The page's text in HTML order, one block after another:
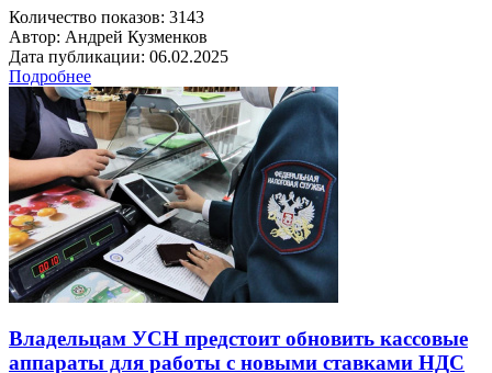
Количество показов: 3143
Автор: Андрей Кузменков
Дата публикации: 06.02.2025
Подробнее
Владельцам УСН предстоит обновить кассовые
аппараты для работы с новыми ставками НДС